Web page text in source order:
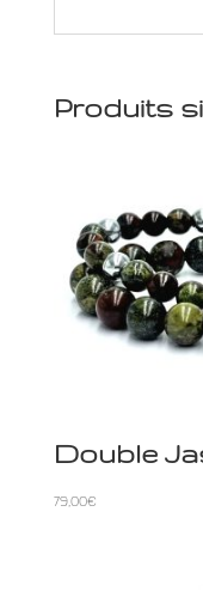
Produits
Double
79,00€